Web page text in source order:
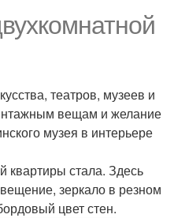
театров, музеев и
вещам и желание
музея в интерьере
квартиры стала. Здесь
зеркало в резном
цвет стен.